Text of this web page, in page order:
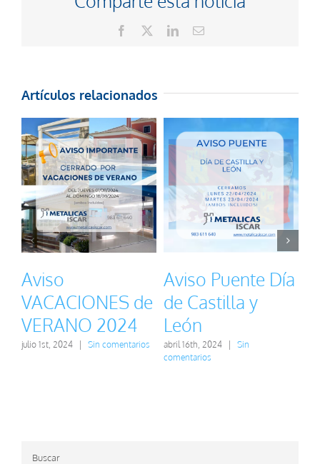
Facebook LinkedInCorreo
Artículos relacionados
Aviso
VACACIONES de
VERANO 2024
julio 1st, 2024 Sin comentarios
Aviso Puente Día
de Castilla y
León
abril 16th, 2024
Sin
comentarios
Buscar